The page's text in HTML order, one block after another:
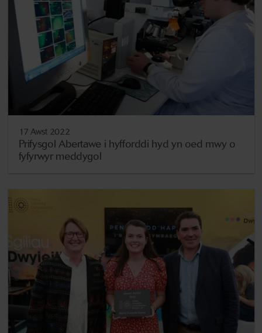
17 Awst 2022
Prifysgol Abertawe i hyfforddi hyd yn oed mwy o
fyfyrwyr meddygol